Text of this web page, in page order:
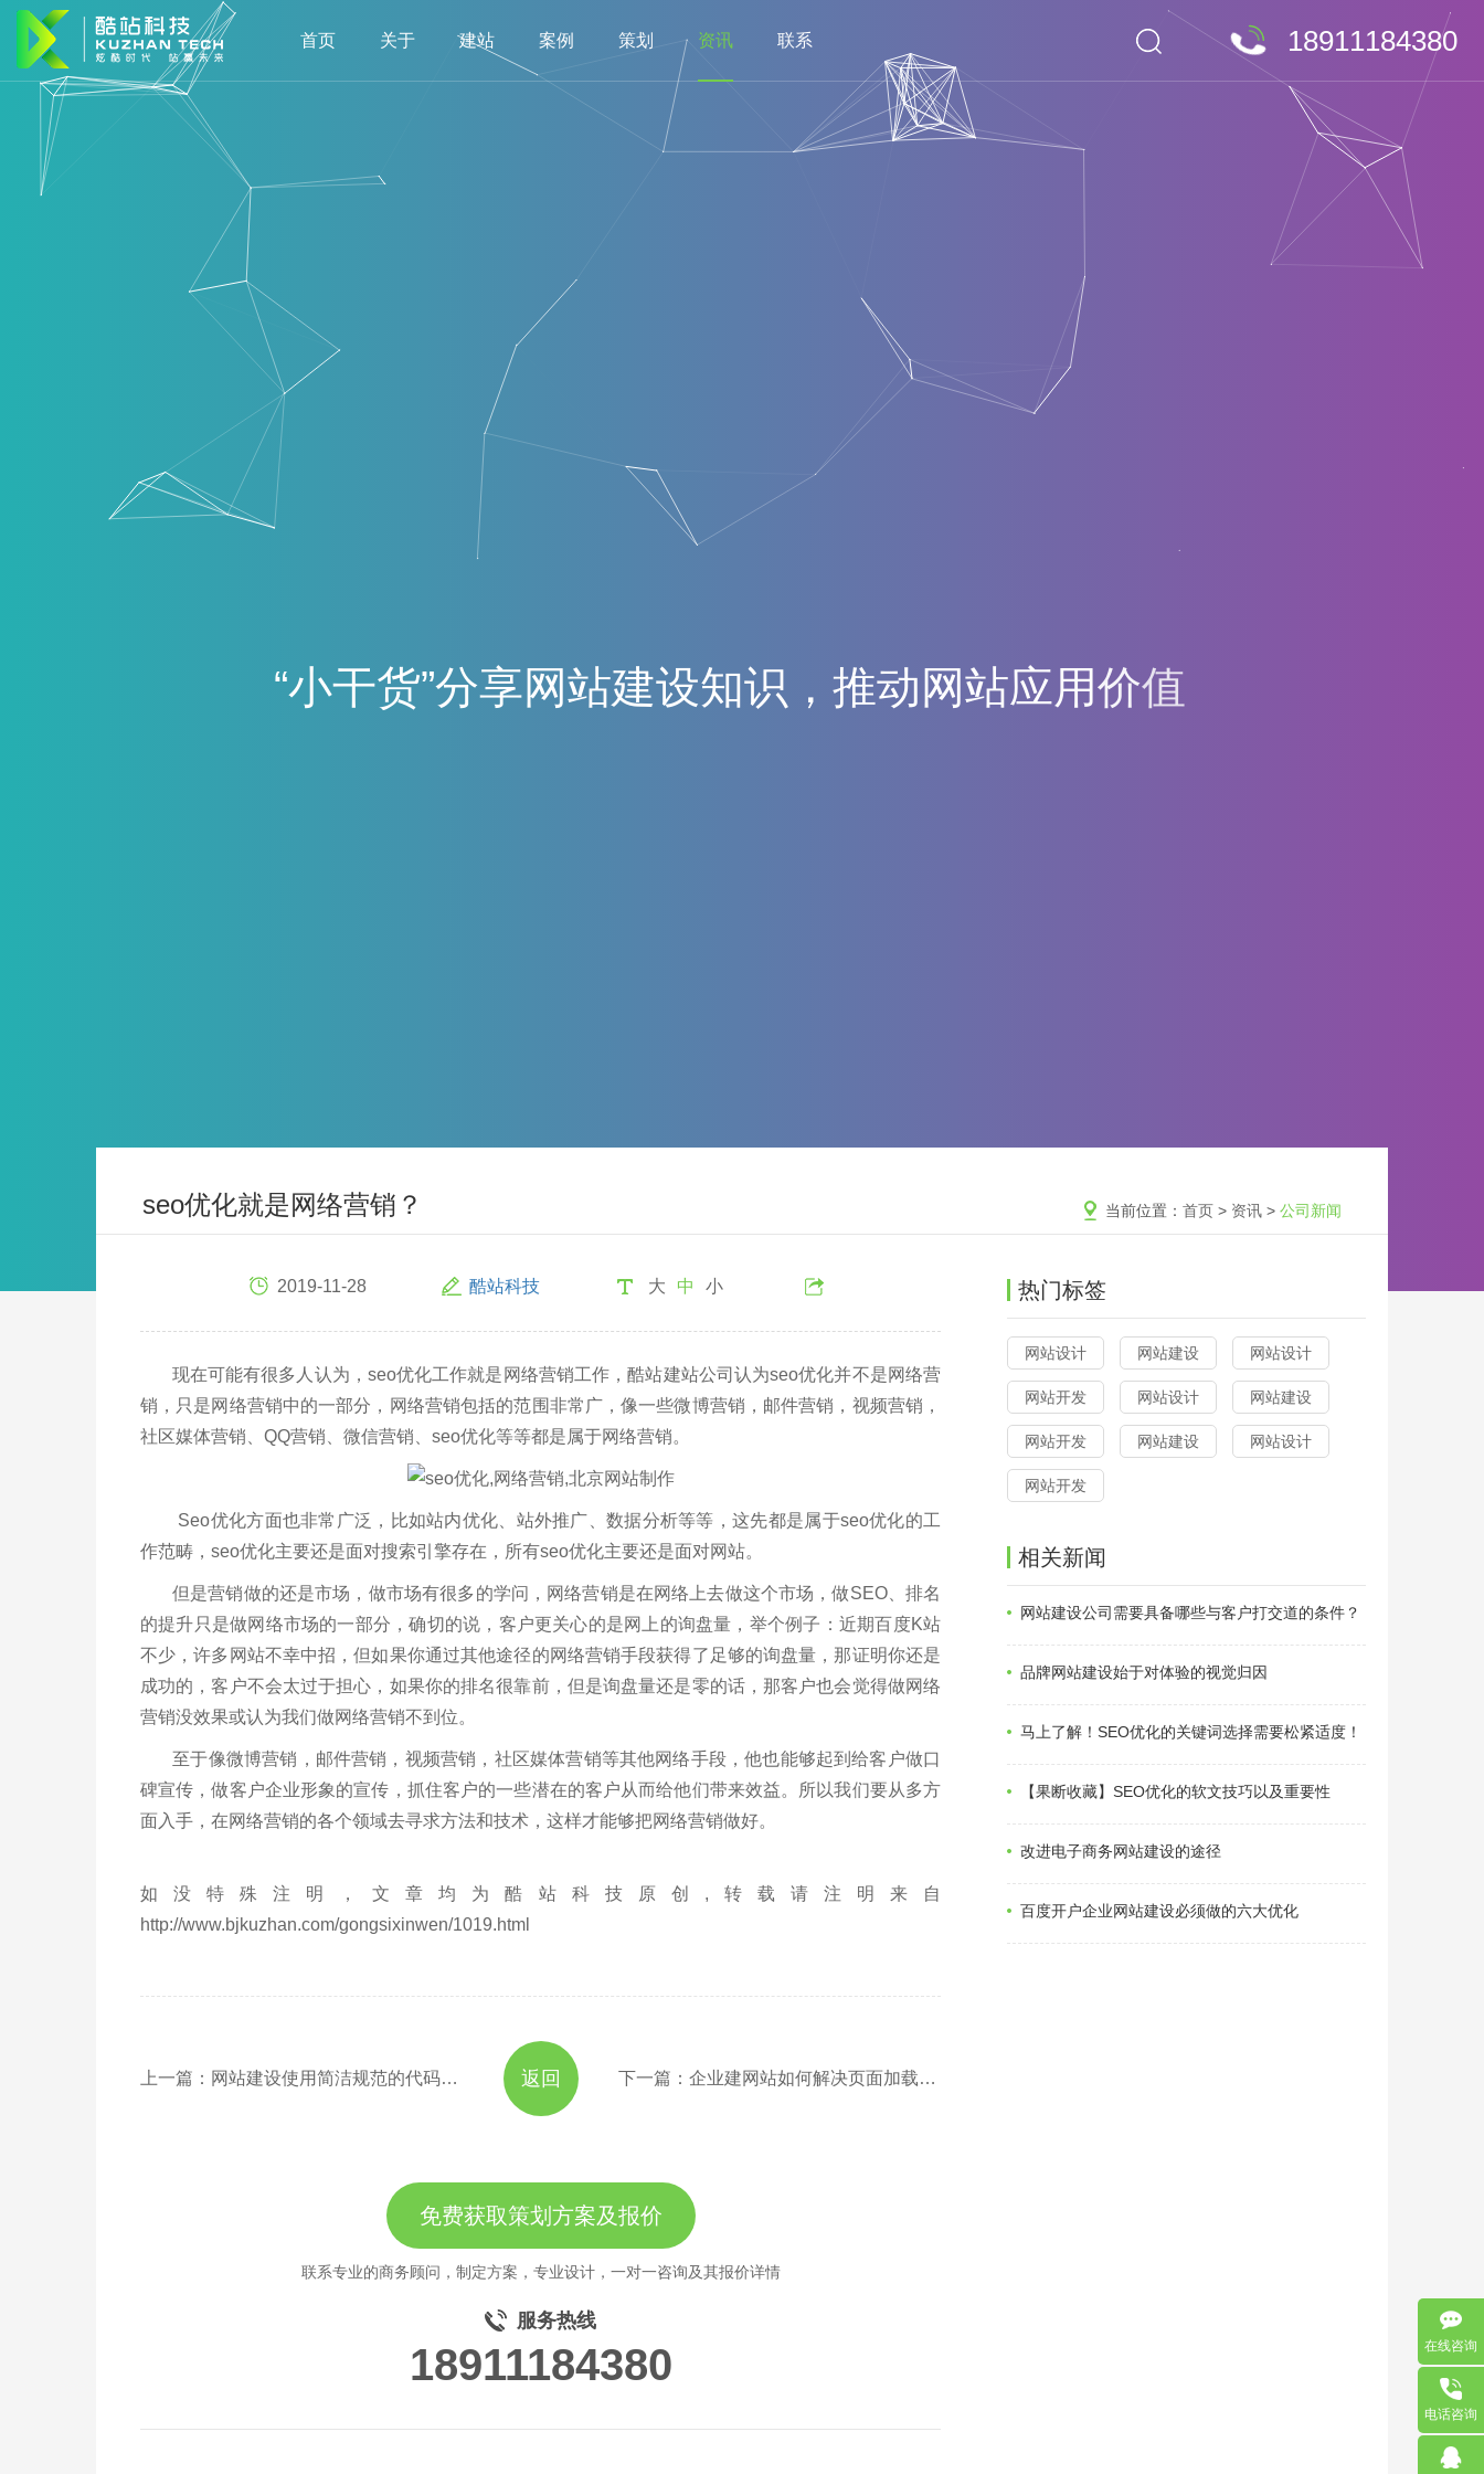
18911184380
首页 关于 建站 案例 策划 资讯 联系
“小干货”分享网站建设知识 ， 推动 网站应用价值
当前位置：首页 > 资讯 >公司新闻
seo优化就是网络营销？
2019-11-28 酷站科技 大 中 小
现在可能有很多人认为，seo优化工作就是网络营销工作，酷站建站公司认为seo优化并不是网络营
销，只是网络营销中的一部分，网络营销包括的范围非常广，像一些微博营销，邮件营销，视频营销，
社区媒体营销、QQ营销、微信营销、seo优化等等都是属于网络营销。
Seo优化方面也非常广泛，比如站内优化、站外推广、数据分析等等，这先都是属于seo优化的工
作范畴，seo优化主要还是面对搜索引擎存在，所有seo优化主要还是面对网站。
但是营销做的还是市场，做市场有很多的学问，网络营销是在网络上去做这个市场，做SEO、排名
的提升只是做网络市场的一部分，确切的说，客户更关心的是网上的询盘量，举个例子：近期百度K站
不少，许多网站不幸中招，但如果你通过其他途径的网络营销手段获得了足够的询盘量，那证明你还是
成功的，客户不会太过于担心，如果你的排名很靠前，但是询盘量还是零的话，那客户也会觉得做网络
营销没效果或认为我们做网络营销不到位。
至于像微博营销，邮件营销，视频营销，社区媒体营销等其他网络手段，他也能够起到给客户做口
碑宣传，做客户企业形象的宣传，抓住客户的一些潜在的客户从而给他们带来效益。所以我们要从多方
面入手，在网络营销的各个领域去寻求方法和技术，这样才能够把网络营销做好。
如没特殊注明，文章均为酷站科技原创,转载请注明来自
http://www.bjkuzhan.com/gongsixinwen/1019.html
上一篇：网站建设使用简洁规范的代码有什么重要性 下一篇：企业建网站如何解决页面加载速度问题
返回
免费获取策划方案及报价
联系专业的商务顾问，制定方案，专业设计，一对一咨询及其报价详情
服务热线
18911184380
热门标签
网站设计 网站建设 网站设计
网站开发 网站设计 网站建设
网站开发 网站建设 网站设计
网站开发
相关新闻
网站建设公司需要具备哪些与客户打交道的条件？
品牌网站建设始于对体验的视觉归因
马上了解！SEO优化的关键词选择需要松紧适度！
【果断收藏】SEO优化的软文技巧以及重要性
改进电子商务网站建设的途径
百度开户企业网站建设必须做的六大优化
在线咨询
电话咨询